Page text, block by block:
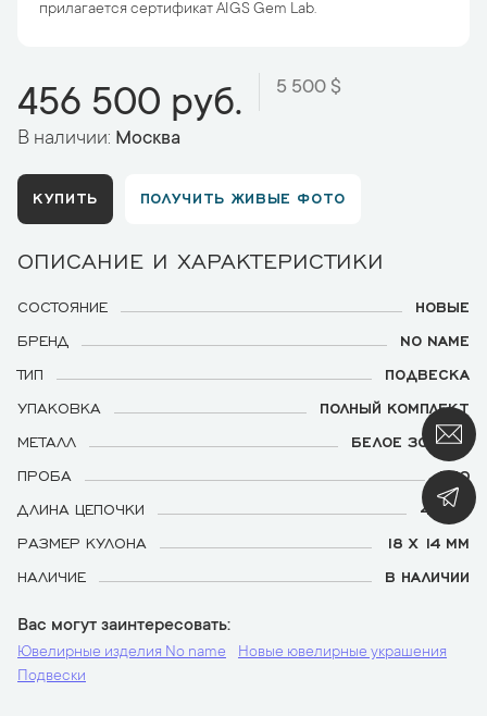
прилагается сертификат AIGS Gem Lab.
456 500 руб. 5 500 $
В наличии: Москва
КУПИТЬ ПОЛУЧИТЬ ЖИВЫЕ ФОТО
ОПИСАНИЕ И ХАРАКТЕРИСТИКИ
СОСТОЯНИЕ
НОВЫЕ
БРЕНД
NO NAME
ТИП
ПОДВЕСКА
УПАКОВКА
ПОЛНЫЙ КОМПЛЕКТ
МЕТАЛЛ
БЕЛОЕ ЗОЛОТО
ПРОБА
750
ДЛИНА ЦЕПОЧКИ
45 СМ
РАЗМЕР КУЛОНА
18 Х 14 ММ
НАЛИЧИЕ
В НАЛИЧИИ
Вас могут заинтересовать
Ювелирные изделия No name
Новые ювелирные украшения
Подвески